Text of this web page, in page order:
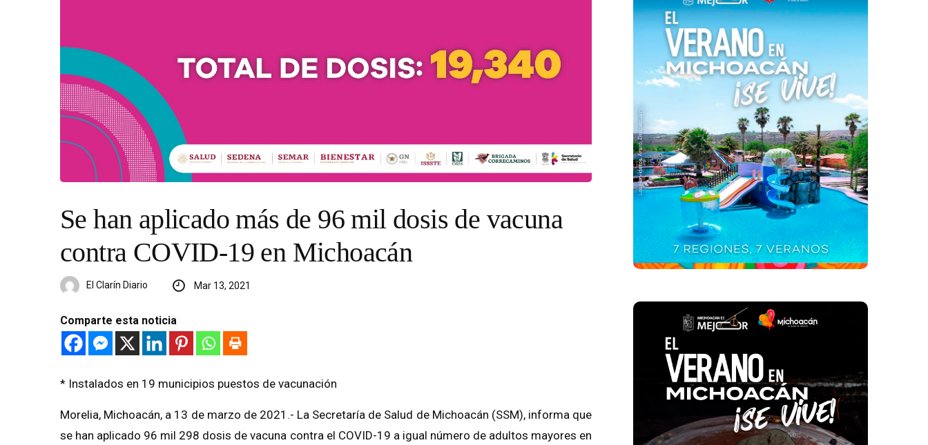
Se han aplicado más de 96 mil dosis de vacuna
contra COVID-19 en Michoacán
El Clarín Diario Mar 13, 2021
Comparte esta noticia
* Instalados en 19 municipios puestos de vacunación
Morelia, Michoacán, a 13 de marzo de 2021.- La Secretaría de Salud de Michoacán (SSM), informa que
se han aplicado 96 mil 298 dosis de vacuna contra el COVID-19 a igual número de adultos mayores en